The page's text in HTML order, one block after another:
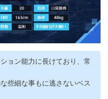
ョン能力に長けており、常
些細な事もに逃さないベス